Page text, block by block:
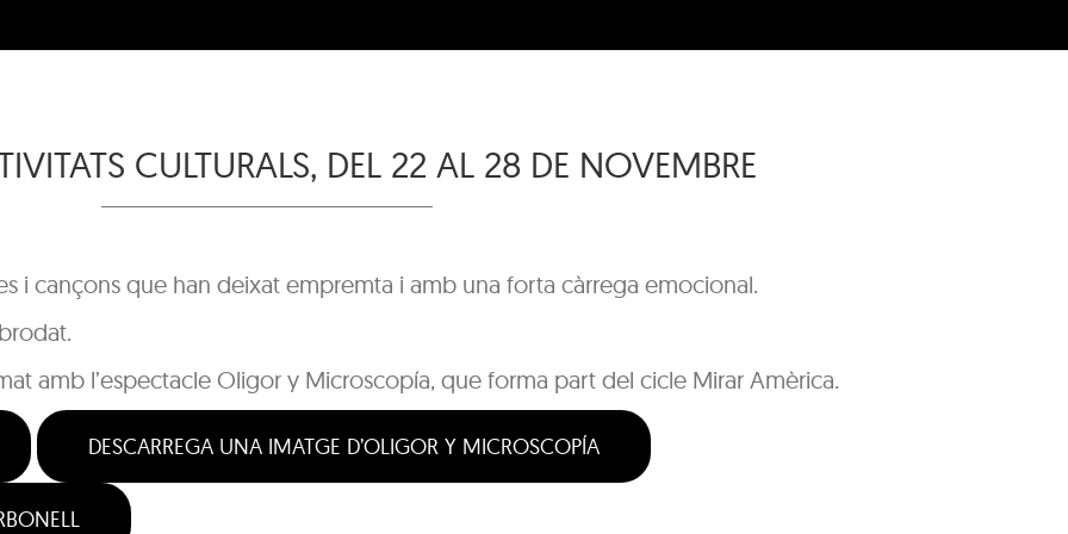
CULTURALS, DEL 22 AL 28 DE NOVEMBRE
i cançons que han deixat empremta i amb una forta càrrega emocional.
amb l’espectacle Oligor y Microscopía, que forma part del cicle Mirar Amèrica.
DESCARREGA UNA IMATGE D’OLIGOR Y MICROSCOPÍA